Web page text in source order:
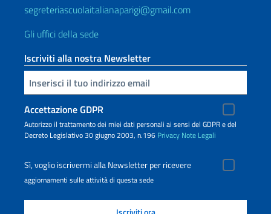
segreteriascuolaitalianaparigi@gmail.com
Gli uffici della sede
Iscriviti alla nostra Newsletter
Inserisci la tua email
Accettazione GDPR
Autorizzo il trattamento dei miei dati personali ai sensi del GDPR e del
Decreto Legislativo 30 giugno 2003, n.196 Privacy Note Legali
Sì, voglio iscrivermi alla Newsletter per ricevere
aggiornamenti sulle attività di questa sede